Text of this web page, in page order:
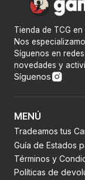
Tienda de TCG
Nos
Síguenos en
novedades y
Síguenos
MENÚ
Tradeamos tus
Guía de Estados
Términos y
Políticas de